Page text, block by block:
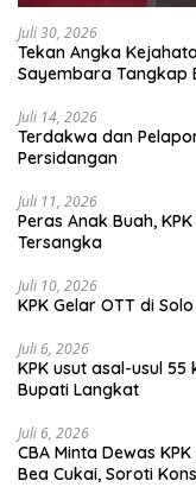
Juli 30, 2026
Tekan Angka
Sayembara Tangkap
Juli 14, 2026
Terdakwa dan
Persidangan
Juli 11, 2026
Peras Anak Buah,
Tersangka
Juli 10, 2026
KPK Gelar OTT di
Juli 6, 2026
KPK usut asal-usul
Bupati Langkat
Juli 6, 2026
CBA Minta Dewas
Bea Cukai, Soroti